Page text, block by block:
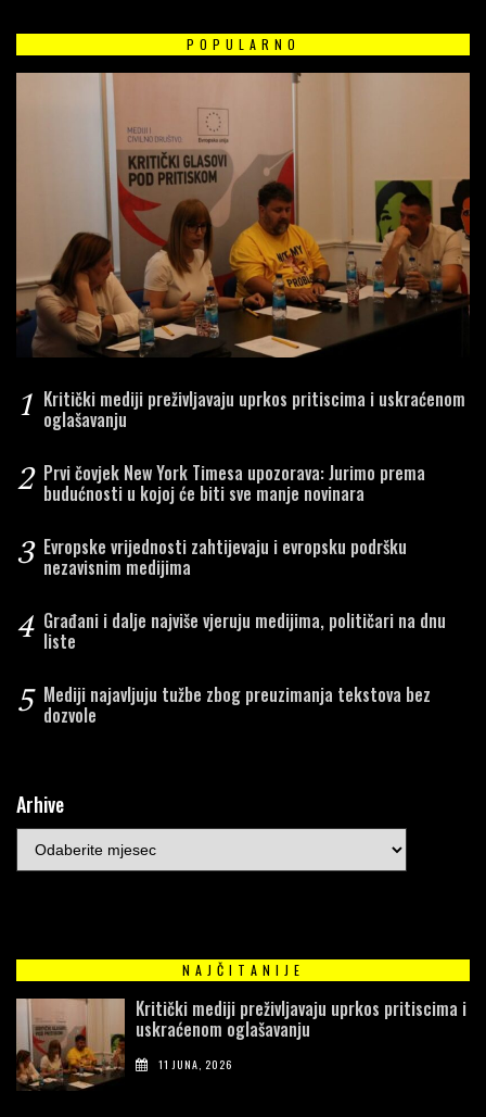
POPULARNO
1 Kritički mediji preživljavaju uprkos pritiscima i uskraćenom
oglašavanju
2 Prvi čovjek New York Timesa upozorava: Jurimo prema
budućnosti u kojoj će biti sve manje novinara
3 Evropske vrijednosti zahtijevaju i evropsku podršku
nezavisnim medijima
4 Građani i dalje najviše vjeruju medijima, političari na dnu
liste
5 Mediji najavljuju tužbe zbog preuzimanja tekstova bez
dozvole
Arhive
NAJČITANIJE
Kritički mediji preživljavaju uprkos pritiscima i
uskraćenom oglašavanju
11 JUNA, 2026